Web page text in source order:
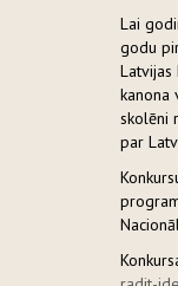
Lai
godu
Latvijas
kanona
skolēni
par